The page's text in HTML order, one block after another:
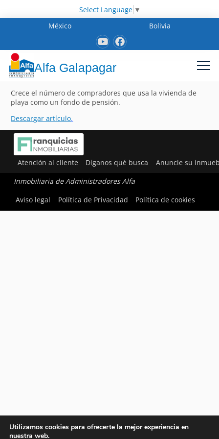
Select Language ▼
México
Bolivia
Alfa Galapagar
Crece el número de compradores que usa la vivienda de
playa como un fondo de pensión.
Descargar artículo.
Atención al cliente Díganos qué busca Anuncie su
Inmobiliaria de Administradores Alfa
Aviso legal
Política de Privacidad Política de cookies
Utilizamos cookies para ofrecerte la mejor experiencia en
nuestra web.